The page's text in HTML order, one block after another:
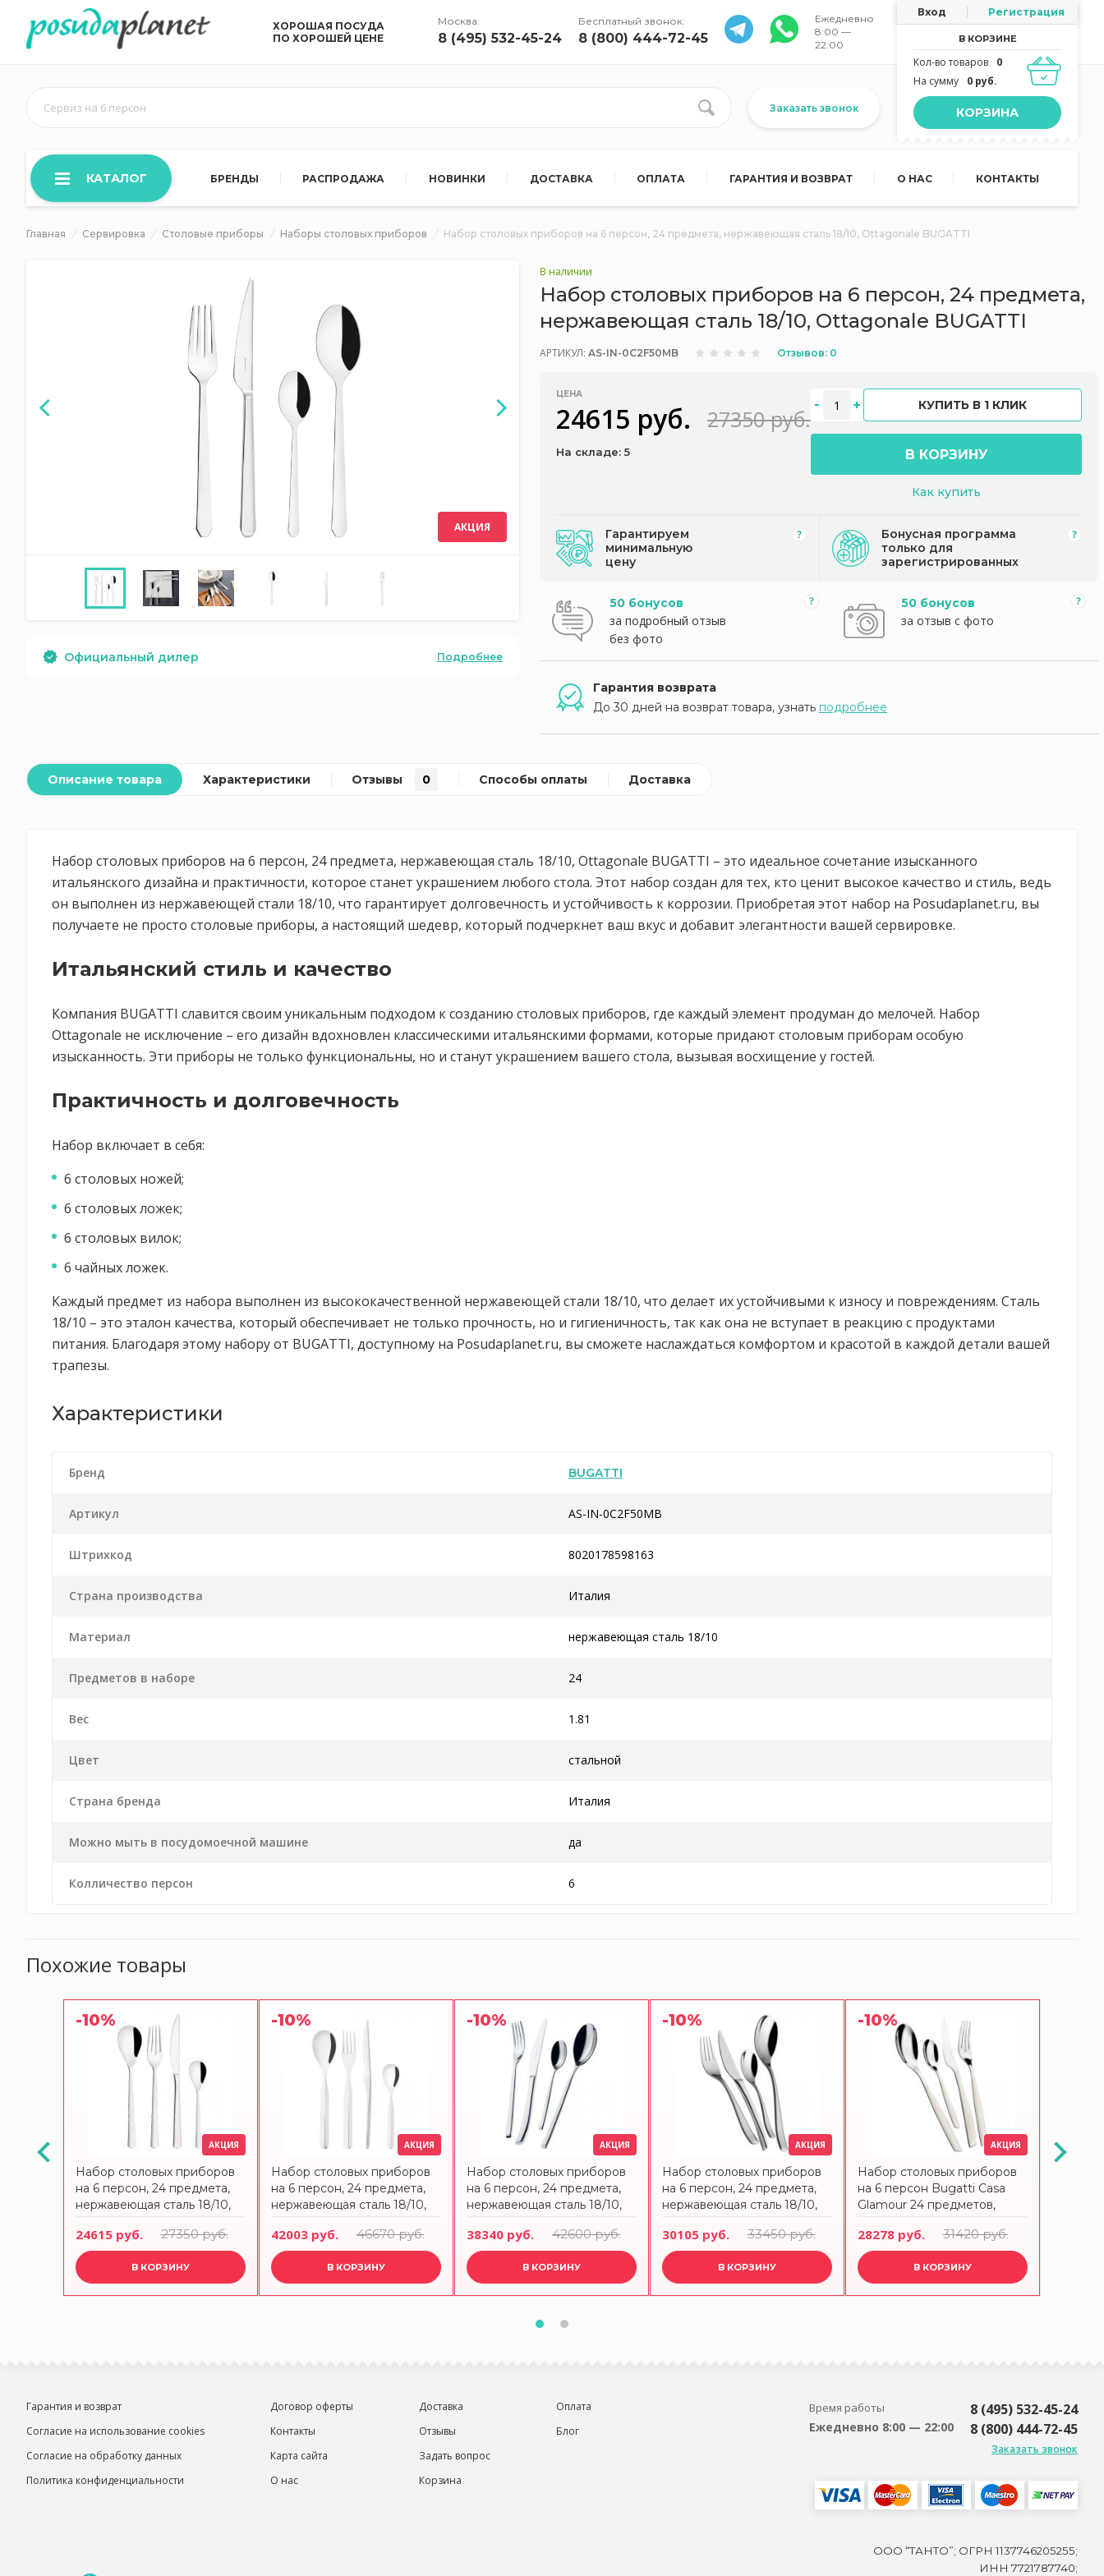
ХОРОШАЯ ПОСУДА
ПО ХОРОШЕЙ ЦЕНЕ
Москва:
8 (495) 532-45-24
Бесплатный звонок:
8 (800) 444-72-45
Ежедневно
8:00 —
22:00
Вход Регистрация
В КОРЗИНЕ
Кол-во товаров
0
На сумму
0 руб.
КОРЗИНА
Сервиз на 6 персон Заказать звонок
КАТАЛОГ БРЕНДЫ РАСПРОДАЖА НОВИНКИ ДОСТАВКА ОПЛАТА ГАРАНТИЯ И ВОЗВРАТ О НАС КОНТАКТЫ
Главная Сервировка Столовые приборы Наборы столовых приборов Набор столовых приборов на 6 персон, 24 предмета, нержавеющая сталь 18/10, Ottagonale BUGATTI
АКЦИЯ
Официальный дилер Подробнее
В наличии
Набор столовых приборов на 6 персон, 24 предмета,
нержавеющая сталь 18/10, Ottagonale BUGATTI
АРТИКУЛ: AS-IN-0C2F50MB Отзывов: 0
ЦЕНА
24615 руб. 27350 руб.
На складе: 5
КУПИТЬ В 1 КЛИК
В КОРЗИНУ
Как купить
Гарантируем
минимальную
цену
Бонусная программа
только для
зарегистрированных
50 бонусов
за подробный отзыв
без фото
50 бонусов
за отзыв с фото
Гарантия возврата
До 30 дней на возврат товара, узнать подробнее
Описание товара Характеристики Отзывы 0 Способы оплаты Доставка
Набор столовых приборов на 6 персон, 24 предмета, нержавеющая сталь 18/10, Ottagonale BUGATTI – это идеальное сочетание изысканного
итальянского дизайна и практичности, которое станет украшением любого стола. Этот набор создан для тех, кто ценит высокое качество и стиль, ведь
он выполнен из нержавеющей стали 18/10, что гарантирует долговечность и устойчивость к коррозии. Приобретая этот набор на Posudaplanet.ru, вы
получаете не просто столовые приборы, а настоящий шедевр, который подчеркнет ваш вкус и добавит элегантности вашей сервировке.
Итальянский стиль и качество
Компания BUGATTI славится своим уникальным подходом к созданию столовых приборов, где каждый элемент продуман до мелочей. Набор
Ottagonale не исключение – его дизайн вдохновлен классическими итальянскими формами, которые придают столовым приборам особую
изысканность. Эти приборы не только функциональны, но и станут украшением вашего стола, вызывая восхищение у гостей.
Практичность и долговечность
Набор включает в себя:
6 столовых ножей;
6 столовых ложек;
6 столовых вилок;
6 чайных ложек.
Каждый предмет из набора выполнен из высококачественной нержавеющей стали 18/10, что делает их устойчивыми к износу и повреждениям. Сталь
18/10 – это эталон качества, который обеспечивает не только прочность, но и гигиеничность, так как она не вступает в реакцию с продуктами
питания. Благодаря этому набору от BUGATTI, доступному на Posudaplanet.ru, вы сможете наслаждаться комфортом и красотой в каждой детали вашей
трапезы.
Характеристики
Бренд BUGATTI
Артикул AS-IN-0C2F50MB
Штрихкод 8020178598163
Страна производства Италия
Материал нержавеющая сталь 18/10
Предметов в наборе 24
Вес 1.81
Цвет стальной
Страна бренда Италия
Можно мыть в посудомоечной машине да
Колличество персон 6
Похожие товары
-10%
АКЦИЯ
Набор столовых приборов
на 6 персон, 24 предмета,
нержавеющая сталь 18/10,
24615 руб. 27350 руб.
В КОРЗИНУ
-10%
АКЦИЯ
Набор столовых приборов
на 6 персон, 24 предмета,
нержавеющая сталь 18/10,
42003 руб. 46670 руб.
В КОРЗИНУ
-10%
АКЦИЯ
Набор столовых приборов
на 6 персон, 24 предмета,
нержавеющая сталь 18/10,
38340 руб. 42600 руб.
В КОРЗИНУ
-10%
АКЦИЯ
Набор столовых приборов
на 6 персон, 24 предмета,
нержавеющая сталь 18/10,
30105 руб. 33450 руб.
В КОРЗИНУ
-10%
АКЦИЯ
Набор столовых приборов
на 6 персон Bugatti Casa
Glamour 24 предметов,
28278 руб. 31420 руб.
В КОРЗИНУ
Гарантия и возврат
Согласие на использование cookies
Согласие на обработку данных
Политика конфиденциальности
Договор оферты
Контакты
Карта сайта
О нас
Доставка
Отзывы
Задать вопрос
Корзина
Оплата
Блог
Время работы
Ежедневно 8:00 — 22:00
8 (495) 532-45-24
8 (800) 444-72-45
Заказать звонок
ООО “ТАНТО”; ОГРН 1137746205255;
ИНН 7721787740;